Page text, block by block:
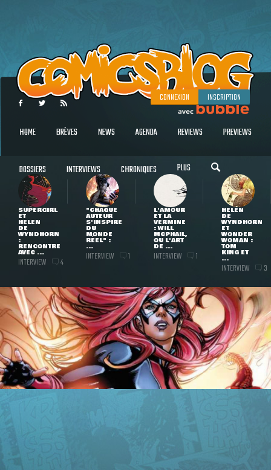
CONNEXION INSCRIPTION
HOME BRÈVES NEWS AGENDA REVIEWS PREVIEWS
DOSSIERS INTERVIEWS CHRONIQUES PLUS
SUPERGIRL
ET
HELEN
DE
WYNDHORN
:
RENCONTRE
AVEC ...
INTERVIEW 4
"CHAQUE
AUTEUR
S'INSPIRE
DU
MONDE
RÉEL" :
...
INTERVIEW 1
L'AMOUR
ET LA
VERMINE
: WILL
MCPHAIL,
OU L'ART
DE ...
INTERVIEW 1
HELEN
DE
WYNDHORN
ET
WONDER
WOMAN :
TOM
KING ET
...
INTERVIEW 3